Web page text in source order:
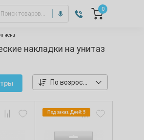
0
накладки на унитаз
Под заказ. Дней: 5